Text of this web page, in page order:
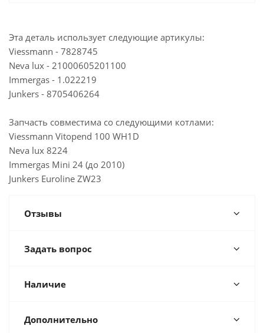
Склад Казань, ул. Горьковское шоссе
Много
Йошкар-Ола, ул. Красноармейская, 110
Эта деталь использует следующие артикулы:
Viessmann - 7828745
Neva lux - 21000605201100
Immergas - 1.022219
Junkers - 8705406264
Запчасть совместима со следующими котлами:
Viessmann Vitopend 100 WH1D
Neva lux 8224
Immergas Mini 24 (до 2010)
Junkers Euroline ZW23
Отзывы
Задать вопрос
Наличие
Дополнительно